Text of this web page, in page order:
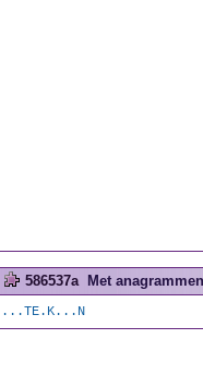
586537a Met
...TE.K...N